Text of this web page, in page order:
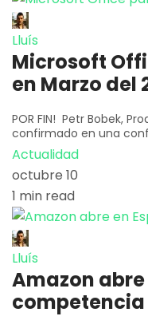
Lluís
Microsoft
en Marzo del
POR FIN! Petr Bobek,
confirmado en una
Actualidad
octubre 10
1 min read
Lluís
Amazon
competencia